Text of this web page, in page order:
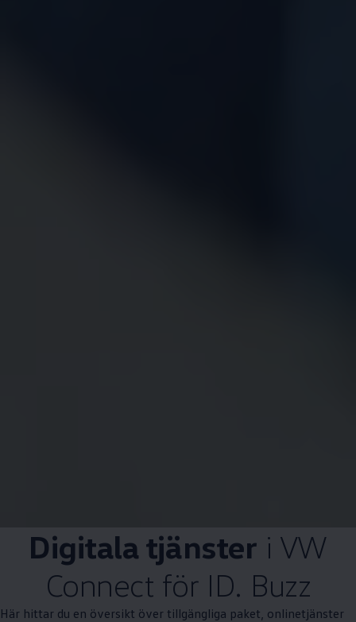
Digitala tjänster i VW
Connect för ID. Buzz
Här hittar du en översikt över tillgängliga paket, onlinetjänster